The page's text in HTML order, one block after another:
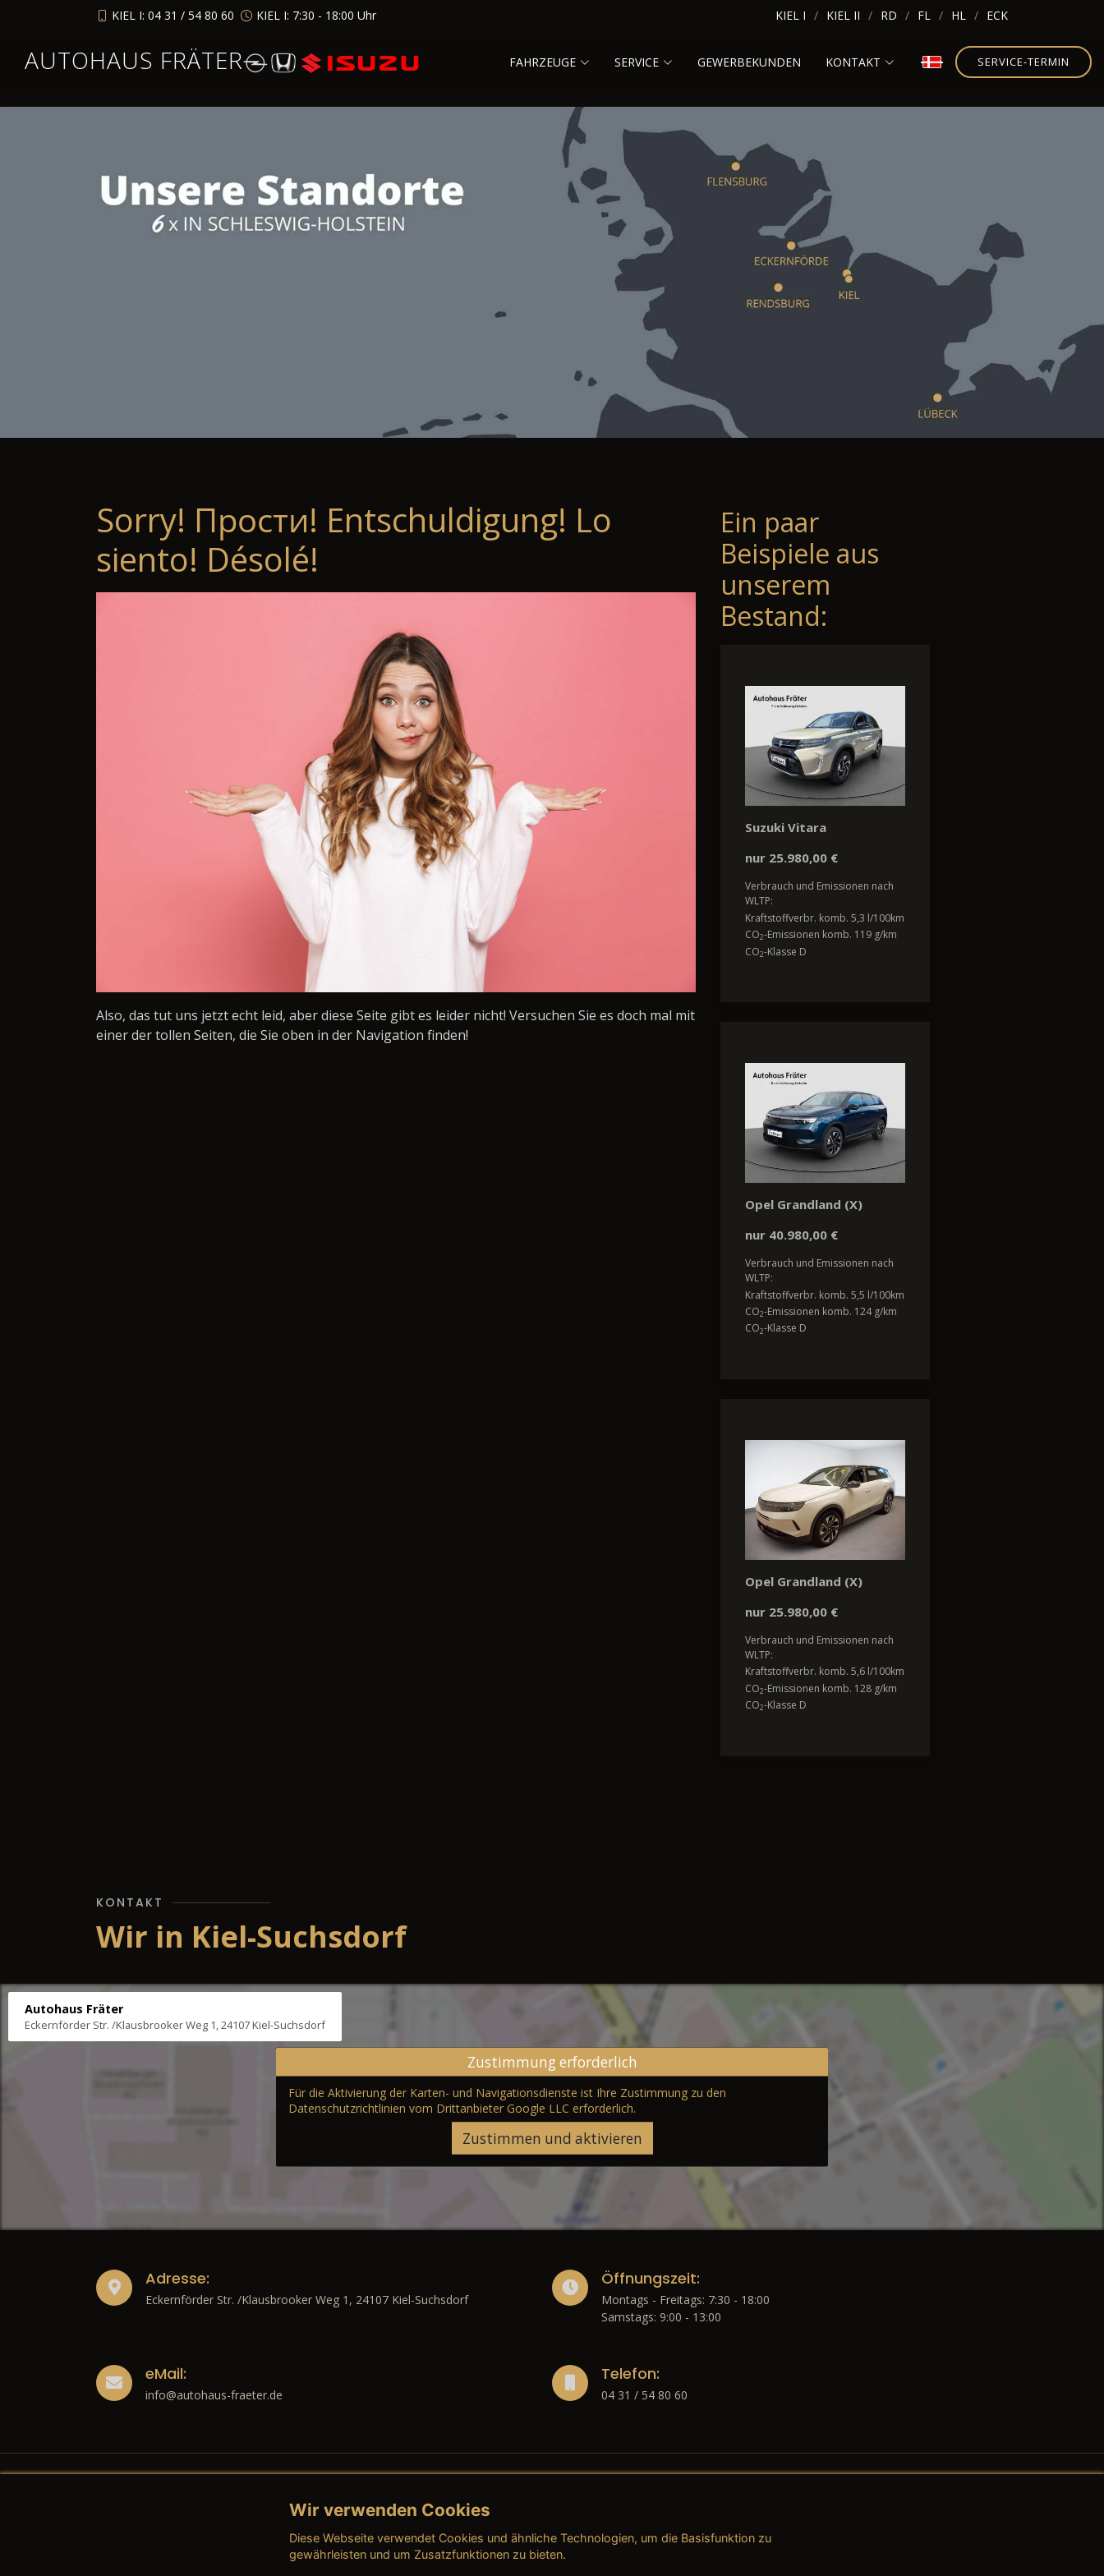
KIEL I: 04 31 / 54 80 60 KIEL I: 7:30 - 18:00 Uhr KIEL I KIEL II RD FL HL ECK
AUTOHAUS FRÄTER FAHRZEUGE SERVICE GEWERBEKUNDEN KONTAKT SERVICE-TERMIN
Sorry! Прости! Entschuldigung! Lo
siento! Désolé!
Also, das tut uns jetzt echt leid, aber diese Seite gibt es leider nicht! Versuchen Sie es doch mal mit
einer der tollen Seiten, die Sie oben in der Navigation finden!
Ein paar
Beispiele aus
unserem
Bestand:
Suzuki Vitara
nur 25.980,00 €
Verbrauch und Emissionen nach
WLTP:
Kraftstoffverbr. komb. 5,3 l/100km
CO2-Emissionen komb. 119 g/km
CO2-Klasse D
Opel Grandland (X)
nur 40.980,00 €
Verbrauch und Emissionen nach
WLTP:
Kraftstoffverbr. komb. 5,5 l/100km
CO2-Emissionen komb. 124 g/km
CO2-Klasse D
Opel Grandland (X)
nur 25.980,00 €
Verbrauch und Emissionen nach
WLTP:
Kraftstoffverbr. komb. 5,6 l/100km
CO2-Emissionen komb. 128 g/km
CO2-Klasse D
KONTAKT
Wir in Kiel-Suchsdorf
Autohaus Fräter
Eckernförder Str. /Klausbrooker Weg 1, 24107 Kiel-Suchsdorf
Zustimmung erforderlich
Für die Aktivierung der Karten- und Navigationsdienste ist Ihre Zustimmung zu den
Datenschutzrichtlinien vom Drittanbieter Google LLC erforderlich.
Zustimmen und aktivieren
Adresse:
Eckernförder Str. /Klausbrooker Weg 1, 24107 Kiel-Suchsdorf
Öffnungszeit:
Montags - Freitags: 7:30 - 18:00
Samstags: 9:00 - 13:00
eMail:
info@autohaus-fraeter.de
Telefon:
04 31 / 54 80 60
Rechtliches
→ Impressum
→ AGB (Neuwagen)
→ AGB (Teile & Zubehör)
Wir verwenden Cookies
Diese Webseite verwendet Cookies und ähnliche Technologien, um die Basisfunktion zu
gewährleisten und um Zusatzfunktionen zu bieten.